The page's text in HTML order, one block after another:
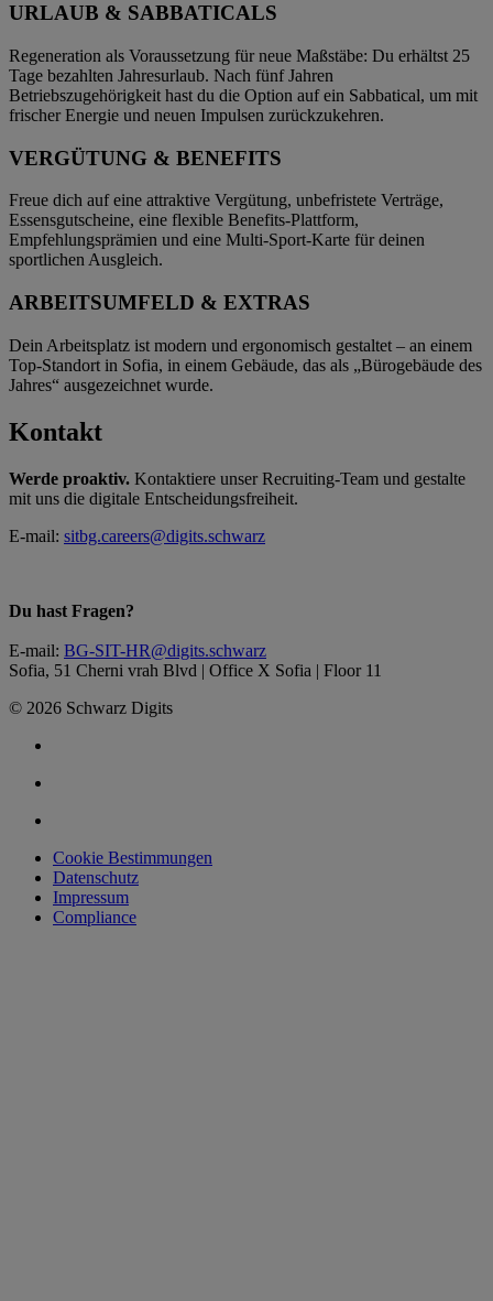
URLAUB & SABBATICALS
Regeneration als Voraussetzung für neue Maßstäbe: Du erhältst 25
Tage bezahlten Jahresurlaub. Nach fünf Jahren
Betriebszugehörigkeit hast du die Option auf ein Sabbatical, um mit
frischer Energie und neuen Impulsen zurückzukehren.
VERGÜTUNG & BENEFITS
Freue dich auf eine attraktive Vergütung, unbefristete Verträge,
Essensgutscheine, eine flexible Benefits-Plattform,
Empfehlungsprämien und eine Multi-Sport-Karte für deinen
sportlichen Ausgleich.
ARBEITSUMFELD & EXTRAS
Dein Arbeitsplatz ist modern und ergonomisch gestaltet – an einem
Top-Standort in Sofia, in einem Gebäude, das als „Bürogebäude des
Jahres“ ausgezeichnet wurde.
Kontakt
Werde proaktiv. Kontaktiere unser Recruiting-Team und gestalte
mit uns die digitale Entscheidungsfreiheit.
E-mail: sitbg.careers@digits.schwarz
Du hast Fragen?
E-mail: BG-SIT-HR@digits.schwarz
Sofia, 51 Cherni vrah Blvd | Office X Sofia | Floor 11
© 2026 Schwarz Digits
Cookie Bestimmungen
Datenschutz
Impressum
Compliance